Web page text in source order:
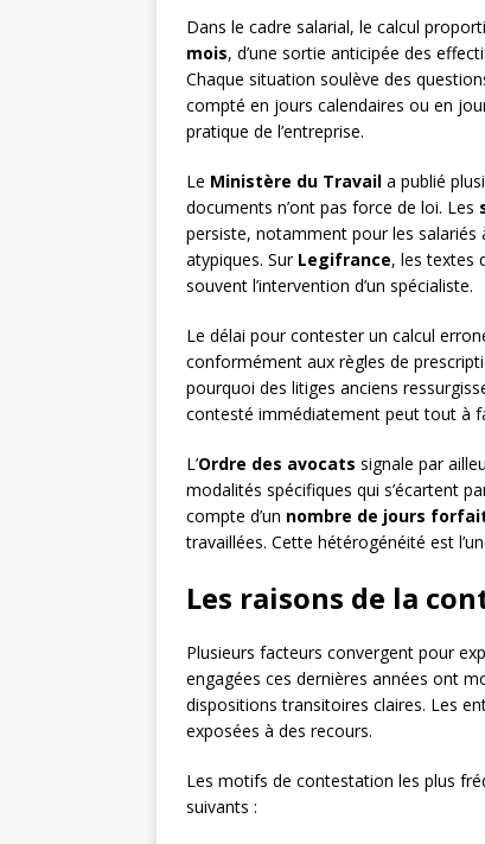
Dans le cadre salarial, le calcul
mois, d’une sortie anticipée des
Chaque situation soulève des
compté en jours calendaires ou en
pratique de l’entreprise.
Le Ministère du Travail a publié
documents n’ont pas force de loi. Les
persiste, notamment pour les
atypiques. Sur Legifrance, les textes
souvent l’intervention d’un spécialiste.
Le délai pour contester un calcul
conformément aux règles de
pourquoi des litiges anciens
contesté immédiatement peut tout à
L’Ordre des avocats signale par
modalités spécifiques qui s’écartent
compte d’un nombre de jours
travaillées. Cette hétérogénéité est
Les raisons de la
Plusieurs facteurs convergent pour
engagées ces dernières années ont
dispositions transitoires claires. Les
exposées à des recours.
Les motifs de contestation les plus
suivants :